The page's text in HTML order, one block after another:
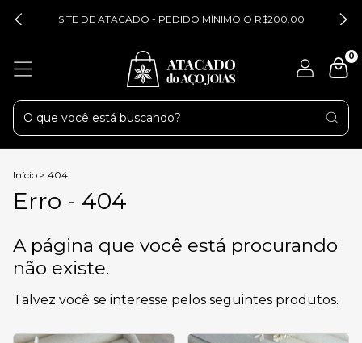
SITE DE ATACADO - PEDIDO MÍNIMO O R$200,00
0
Início > 404
Erro - 404
A página que você está procurando
não existe.
Talvez você se interesse pelos seguintes produtos.